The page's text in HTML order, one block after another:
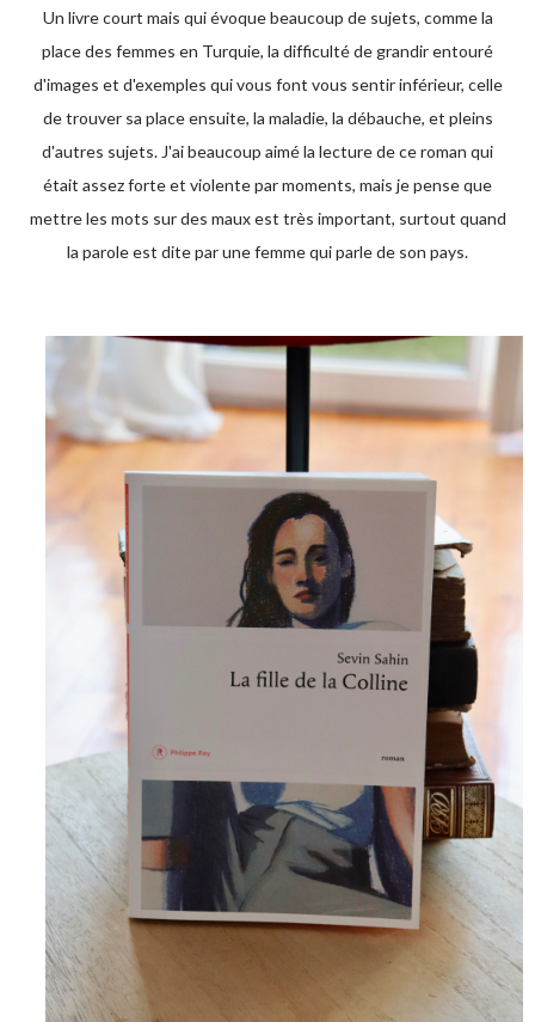
Un livre court mais qui évoque beaucoup de sujets, comme la
place des femmes en Turquie, la difficulté de grandir entouré
d'images et d'exemples qui vous font vous sentir inférieur, celle
de trouver sa place ensuite, la maladie, la débauche, et pleins
d'autres sujets. J'ai beaucoup aimé la lecture de ce roman qui
était assez forte et violente par moments, mais je pense que
mettre les mots sur des maux est très important, surtout quand
la parole est dite par une femme qui parle de son pays.